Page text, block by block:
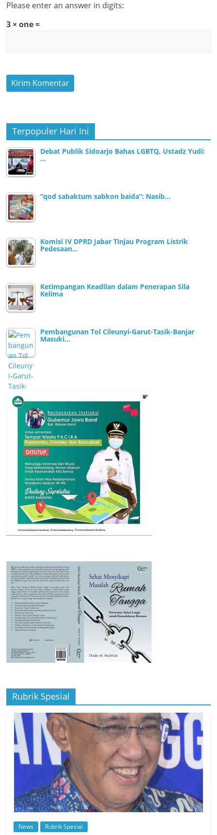
Please enter an answer in digits:
3 × one =
Terpopuler Hari Ini
Debat Publik Sidoarjo Bahas LGBTQ, Ustadz Yudi:
…
“qod sabaktum sabkon baida”: Nasib…
Komisi IV DPRD Jabar Tinjau Program Listrik
Pedesaan…
Ketimpangan Keadilan dalam Penerapan Sila
Kelima
Pembangunan Tol Cileunyi-Garut-Tasik-Banjar
Masuki…
Rubrik Spesial
News Rubrik Spesial